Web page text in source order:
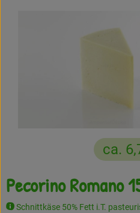
Naturkosmetik
Drogerie
Pecorino Romano
Schnittkäse 50% Fett i.T.
ca.